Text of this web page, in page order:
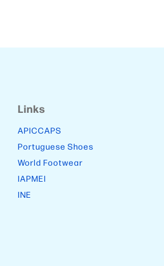
Links
APICCAPS
Portuguese Shoes
World Footwear
IAPMEI
INE